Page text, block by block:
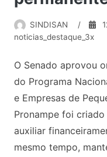
SINDISAN /
noticias_destaque_3x
O Senado aprovou
do Programa
e Empresas de
Pronampe foi
auxiliar
mesmo tempo,